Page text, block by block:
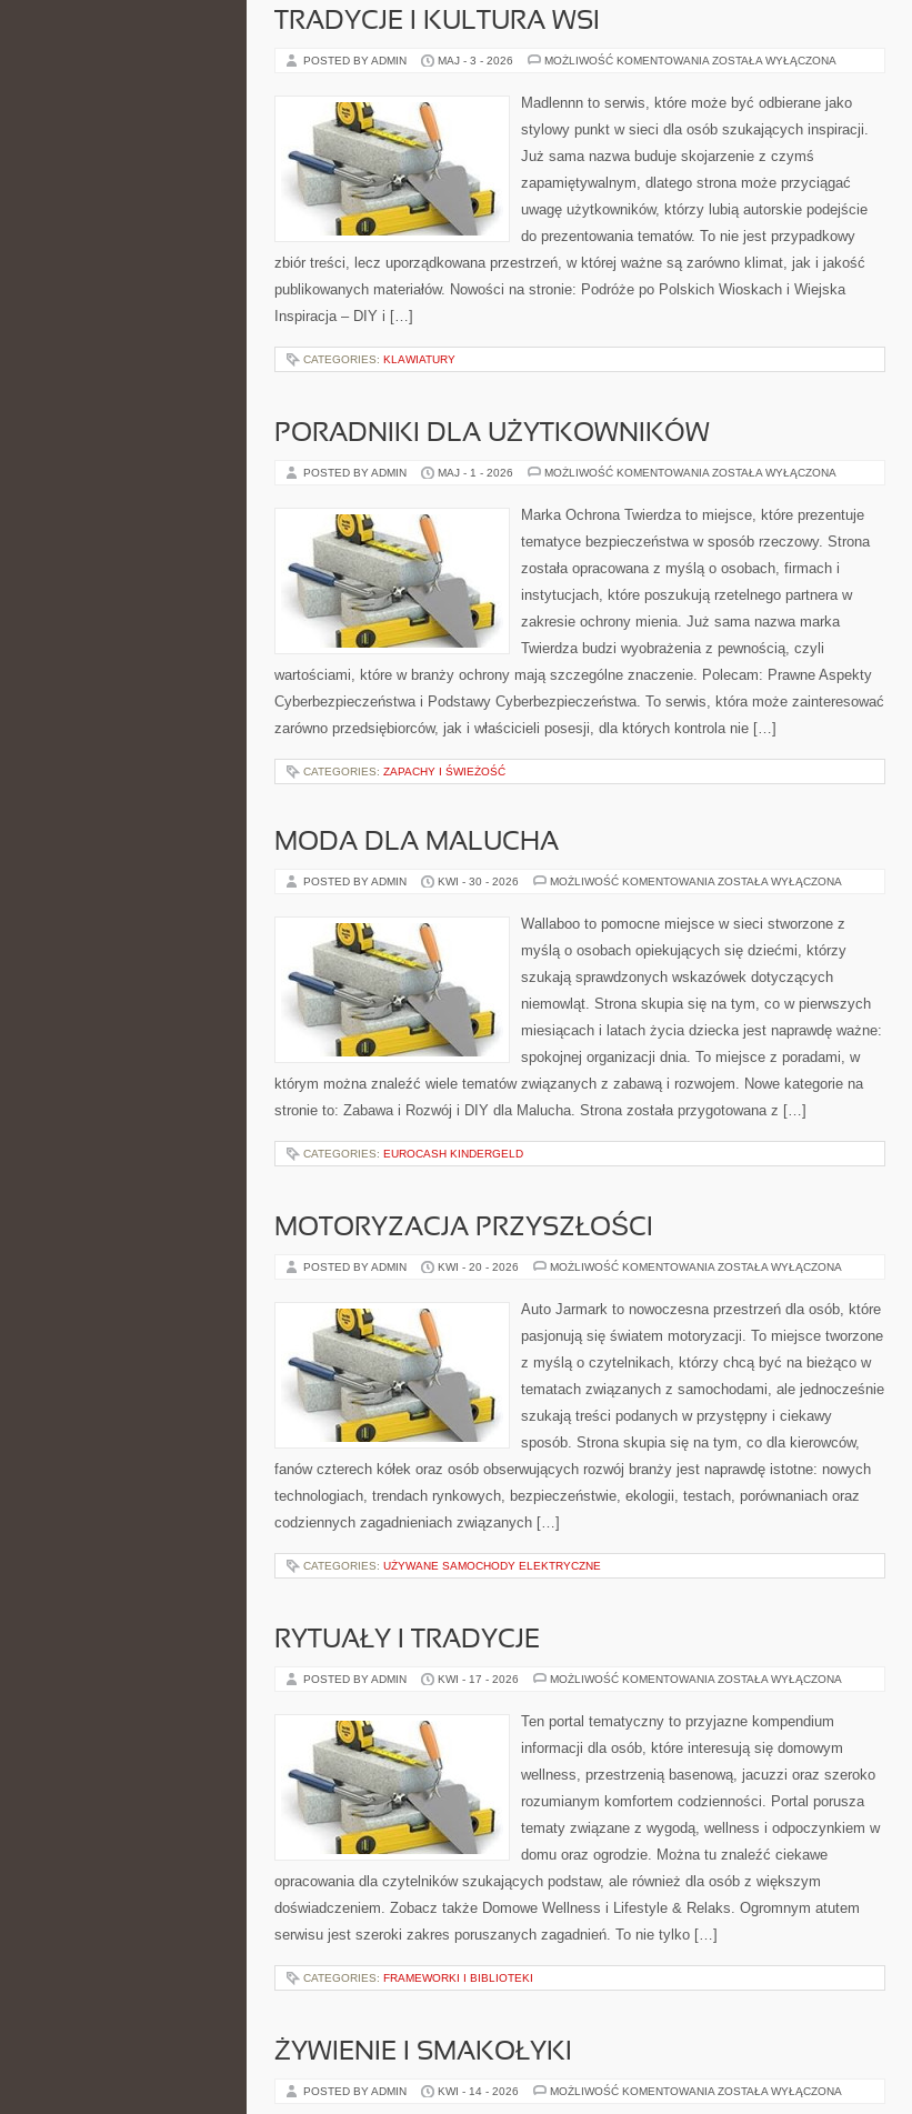
TRADYCJE I KULTURA WSI
POSTED BY ADMIN MAJ - 3 - 2026 MOŻLIWOŚĆ KOMENTOWANIA TRADYCJE
WSI
ZOSTAŁA WYŁĄCZONA
Madlennn to serwis, które może być odbierane jako
stylowy punkt w sieci dla osób szukających inspiracji.
Już sama nazwa buduje skojarzenie z czymś
zapamiętywalnym, dlatego strona może przyciągać
uwagę użytkowników, którzy lubią autorskie podejście
do prezentowania tematów. To nie jest przypadkowy
zbiór treści, lecz uporządkowana przestrzeń, w której ważne są zarówno klimat, jak i jakość
publikowanych materiałów. Nowości na stronie: Podróże po Polskich Wioskach i Wiejska
Inspiracja – DIY i […]
CATEGORIES: KLAWIATURY
PORADNIKI DLA UŻYTKOWNIKÓW
POSTED BY ADMIN MAJ - 1 - 2026 MOŻLIWOŚĆ KOMENTOWANIA PORADNIKI
ZOSTAŁA WYŁĄCZONA
Marka Ochrona Twierdza to miejsce, które prezentuje
tematyce bezpieczeństwa w sposób rzeczowy. Strona
została opracowana z myślą o osobach, firmach i
instytucjach, które poszukują rzetelnego partnera w
zakresie ochrony mienia. Już sama nazwa marka
Twierdza budzi wyobrażenia z pewnością, czyli
wartościami, które w branży ochrony mają szczególne znaczenie. Polecam: Prawne Aspekty
Cyberbezpieczeństwa i Podstawy Cyberbezpieczeństwa. To serwis, która może zainteresować
zarówno przedsiębiorców, jak i właścicieli posesji, dla których kontrola nie […]
CATEGORIES: ZAPACHY I ŚWIEŻOŚĆ
MODA DLA MALUCHA
POSTED BY ADMIN KWI - 30 - 2026 MOŻLIWOŚĆ KOMENTOWANIA MODA
ZOSTAŁA WYŁĄCZONA
Wallaboo to pomocne miejsce w sieci stworzone z
myślą o osobach opiekujących się dziećmi, którzy
szukają sprawdzonych wskazówek dotyczących
niemowląt. Strona skupia się na tym, co w pierwszych
miesiącach i latach życia dziecka jest naprawdę ważne:
spokojnej organizacji dnia. To miejsce z poradami, w
którym można znaleźć wiele tematów związanych z zabawą i rozwojem. Nowe kategorie na
stronie to: Zabawa i Rozwój i DIY dla Malucha. Strona została przygotowana z […]
CATEGORIES: EUROCASH KINDERGELD
MOTORYZACJA PRZYSZŁOŚCI
POSTED BY ADMIN KWI - 20 - 2026 MOŻLIWOŚĆ KOMENTOWANIA MOTORYZACJA
ZOSTAŁA WYŁĄCZONA
Auto Jarmark to nowoczesna przestrzeń dla osób, które
pasjonują się światem motoryzacji. To miejsce tworzone
z myślą o czytelnikach, którzy chcą być na bieżąco w
tematach związanych z samochodami, ale jednocześnie
szukają treści podanych w przystępny i ciekawy
sposób. Strona skupia się na tym, co dla kierowców,
fanów czterech kółek oraz osób obserwujących rozwój branży jest naprawdę istotne: nowych
technologiach, trendach rynkowych, bezpieczeństwie, ekologii, testach, porównaniach oraz
codziennych zagadnieniach związanych […]
CATEGORIES: UŻYWANE SAMOCHODY ELEKTRYCZNE
RYTUAŁY I TRADYCJE
POSTED BY ADMIN KWI - 17 - 2026 MOŻLIWOŚĆ KOMENTOWANIA RYTUAŁY
ZOSTAŁA WYŁĄCZONA
Ten portal tematyczny to przyjazne kompendium
informacji dla osób, które interesują się domowym
wellness, przestrzenią basenową, jacuzzi oraz szeroko
rozumianym komfortem codzienności. Portal porusza
tematy związane z wygodą, wellness i odpoczynkiem w
domu oraz ogrodzie. Można tu znaleźć ciekawe
opracowania dla czytelników szukających podstaw, ale również dla osób z większym
doświadczeniem. Zobacz także Domowe Wellness i Lifestyle & Relaks. Ogromnym atutem
serwisu jest szeroki zakres poruszanych zagadnień. To nie tylko […]
CATEGORIES: FRAMEWORKI I BIBLIOTEKI
ŻYWIENIE I SMAKOŁYKI
POSTED BY ADMIN KWI - 14 - 2026 MOŻLIWOŚĆ KOMENTOWANIA ŻYWIENIE
ZOSTAŁA WYŁĄCZONA